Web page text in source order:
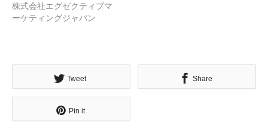
株式会社エグゼクティブマ
ーケティングジャパン
Tweet Share
Pin it